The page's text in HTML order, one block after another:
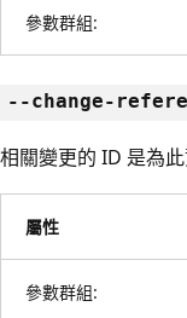
參數群組:
--change-
相關變更的 ID 是為
屬性
參數群組: